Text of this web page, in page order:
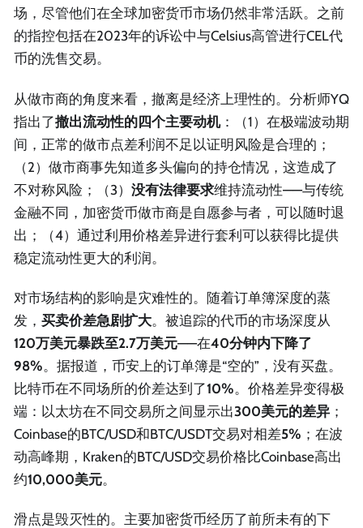
场，尽管他们在全球加密货币市场仍然非常活跃。之前
的指控包括在2023年的诉讼中与Celsius高管进行CEL代
币的洗售交易。
从做市商的角度来看，撤离是经济上理性的。分析师YQ
指出了撤出流动性的四个主要动机：（1）在极端波动期
间，正常的做市点差利润不足以证明风险是合理的；
（2）做市商事先知道多头偏向的持仓情况，这造成了
不对称风险；（3） 没有法律要求维持流动性——与传统
金融不同，加密货币做市商是自愿参与者，可以随时退
出；（4）通过利用价格差异进行套利可以获得比提供
稳定流动性更大的利润。
对市场结构的影响是灾难性的。随着订单簿深度的蒸
发， 买卖价差急剧扩大。被追踪的代币的市场深度从
120万美元暴跌至2.7万美元——在40分钟内下降了
98%。据报道，币安上的订单簿是“空的”，没有买盘。
比特币在不同场所的价差达到了10%。价格差异变得极
端：以太坊在不同交易所之间显示出300美元的差异 ；
Coinbase的BTC/USD和BTC/USDT交易对相差5% ；在波
动高峰期，Kraken的BTC/USD交易价格比Coinbase高出
约10,000美元。
滑点是毁灭性的。主要加密货币经历了前所未有的下